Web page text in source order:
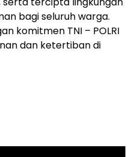
bagi seluruh warga.
komitmen TNI – POLRI
dan ketertiban di